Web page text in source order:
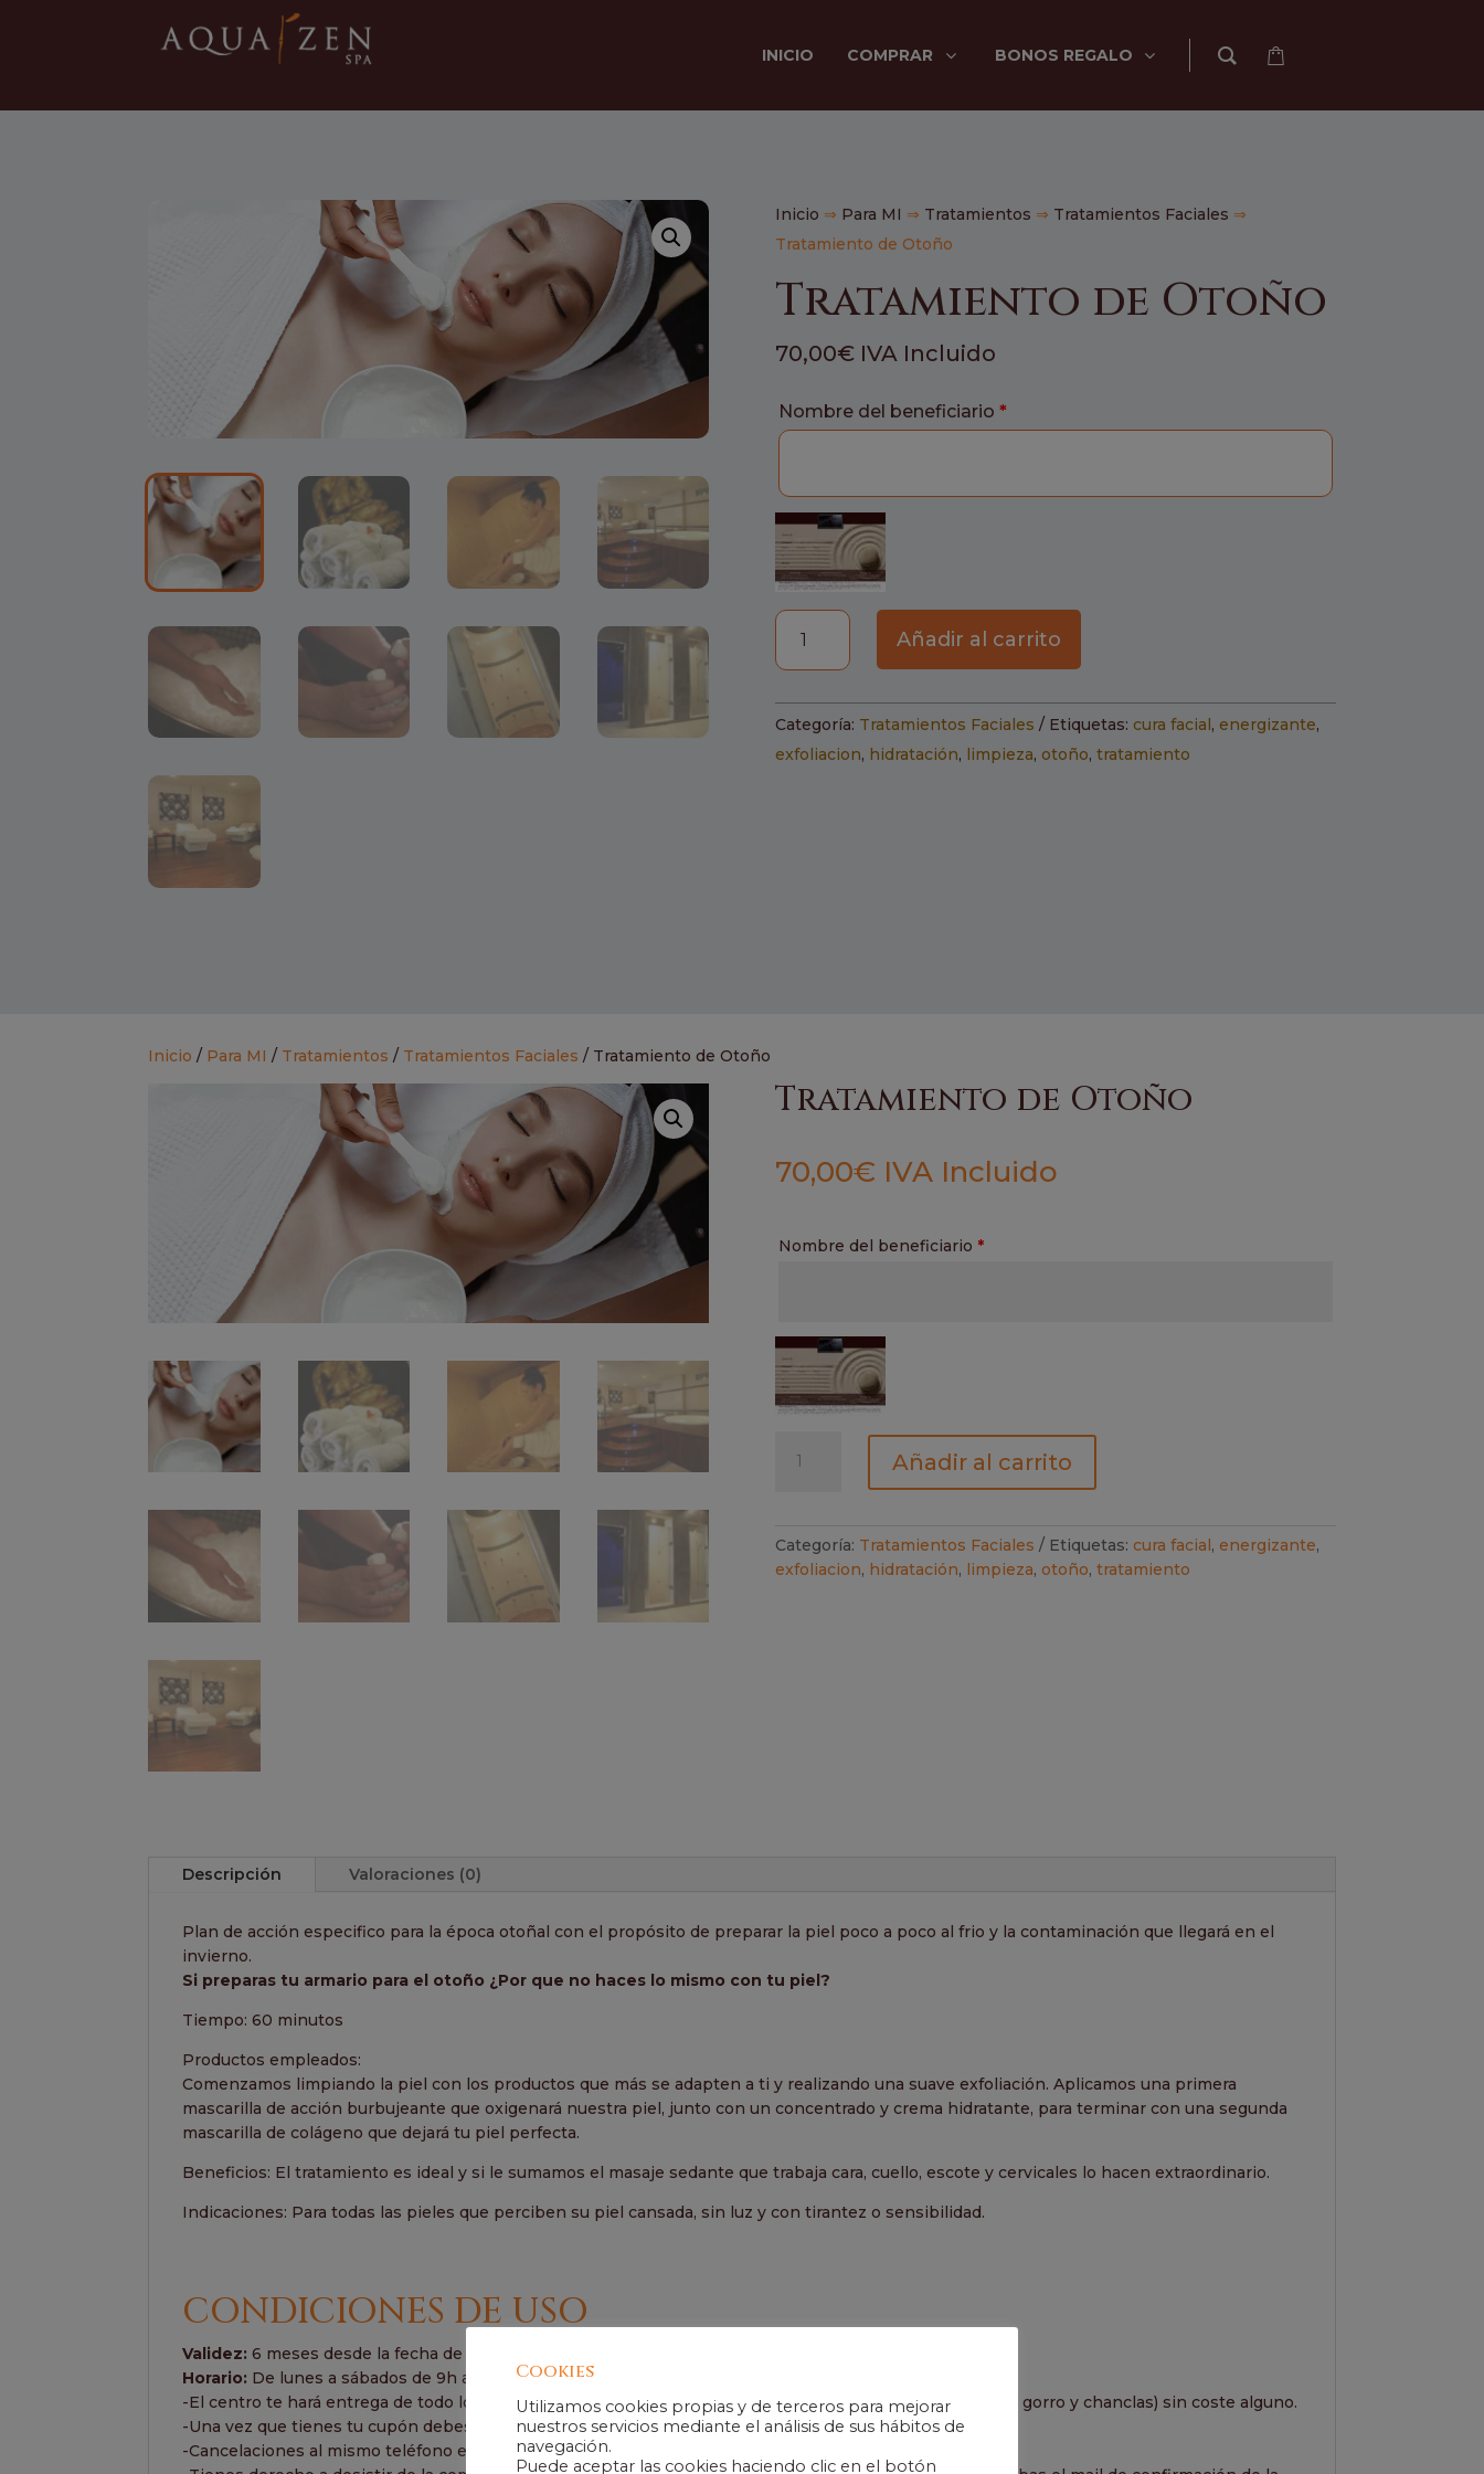
INICIO COMPRAR BONOS REGALO
Inicio ⇒ Para MI ⇒ Tratamientos ⇒ Tratamientos Faciales ⇒
Tratamiento de Otoño
Tratamiento de Otoño
70,00€ IVA Incluido
Nombre del beneficiario *
Tratamiento
Añadir al carrito
Categoría: Tratamientos Faciales Etiquetas: cura facial, energizante,
exfoliacion, hidratación, limpieza, otoño, tratamiento
Inicio / Para MI / Tratamientos / Tratamientos Faciales / Tratamiento de Otoño
Tratamiento de Otoño
70,00€ IVA Incluido
Nombre del beneficiario *
Tratamiento
Añadir al carrito
Categoría: Tratamientos Faciales Etiquetas: cura facial, energizante,
exfoliacion, hidratación, limpieza, otoño, tratamiento
Descripción Valoraciones (0)
Plan de acción especifico para la época otoñal con el propósito de preparar la piel poco a poco al frio y la contaminación que llegará en el
invierno.
Si preparas tu armario para el otoño ¿Por que no haces lo mismo con tu piel?
Tiempo: 60 minutos
Productos empleados:
Comenzamos limpiando la piel con los productos que más se adapten a ti y realizando una suave exfoliación. Aplicamos una primera
mascarilla de acción burbujeante que oxigenará nuestra piel, junto con un concentrado y crema hidratante, para terminar con una segunda
mascarilla de colágeno que dejará tu piel perfecta.
Beneficios: El tratamiento es ideal y si le sumamos el masaje sedante que trabaja cara, cuello, escote y cervicales lo hacen extraordinario.
Indicaciones: Para todas las pieles que perciben su piel cansada, sin luz y con tirantez o sensibilidad.
CONDICIONES DE USO
Validez: 6 meses desde la fecha de compra.Regala todos los que quieras.
Horario: De lunes a sábados de 9h a 21h.
-El centro te hará entrega de todo lo necesario para la realización del tratamiento ( desechable, albornoz, gorro y chanclas) sin coste alguno.
-Una vez que tienes tu cupón debes llamar al 950 48 99 39 para concertar tu cita.
-Cancelaciones al mismo teléfono en horario de 9h a 21h con al menos 72h de antelación.
Cookies
Utilizamos cookies propias y de terceros para mejorar
nuestros servicios mediante el análisis de sus hábitos de
navegación.
Puede aceptar las cookies haciendo clic en el botón